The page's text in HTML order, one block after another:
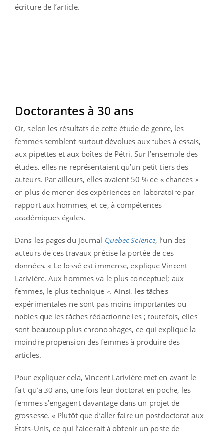
écriture de l’article.
Doctorantes à 30 ans
Or, selon les résultats de cette étude de genre, les
femmes semblent surtout dévolues aux tubes à essais,
aux pipettes et aux boîtes de Pétri. Sur l’ensemble des
études, elles ne représentaient qu’un petit tiers des
auteurs. Par ailleurs, elles avaient 50 % de « chances »
en plus de mener des expériences en laboratoire par
rapport aux hommes, et ce, à compétences
académiques égales.
Dans les pages du journal Quebec Science, l’un des
auteurs de ces travaux précise la portée de ces
données. « Le fossé est immense, explique Vincent
Larivière. Aux hommes va le plus conceptuel; aux
femmes, le plus technique ». Ainsi, les tâches
expérimentales ne sont pas moins importantes ou
nobles que les tâches rédactionnelles ; toutefois, elles
sont beaucoup plus chronophages, ce qui explique la
moindre propension des femmes à produire des
articles.
Pour expliquer cela, Vincent Larivière met en avant le
fait qu’à 30 ans, une fois leur doctorat en poche, les
femmes s’engagent davantage dans un projet de
grossesse. « Plutôt que d’aller faire un postdoctorat aux
États-Unis, ce qui l’aiderait à obtenir un poste de